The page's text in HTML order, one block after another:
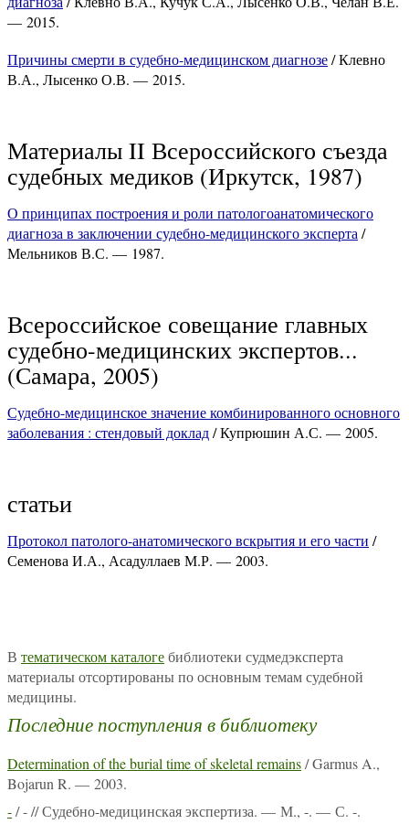
— 2015.
Причины смерти в судебно-медицинском диагнозе/ Клевно
В.А., Лысенко О.В. — 2015.
Материалы II Всероссийского съезда
судебных медиков (Иркутск, 1987)
О принципах построения и роли патологоанатомического
диагноза в заключении судебно-медицинского эксперта /
Мельников В.С. — 1987.
Всероссийское совещание главных
судебно-медицинских экспертов...
(Самара, 2005)
Судебно-медицинское значение комбинированного основного
заболевания : стендовый доклад/ Купрюшин А.С. — 2005.
статьи
Протокол патолого-анатомического вскрытия и его части /
Семенова И.А., Асадуллаев М.Р. — 2003.
В тематическом каталогебиблиотеки судмедэксперта
материалы отсортированы по основным темам судебной
медицины.
Последние поступления в библиотеку
Determination of the burial time of skeletal remains/ Garmus A.,
Bojarun R. — 2003.
-/ - // Судебно-медицинская экспертиза. — М., -. — С. -.